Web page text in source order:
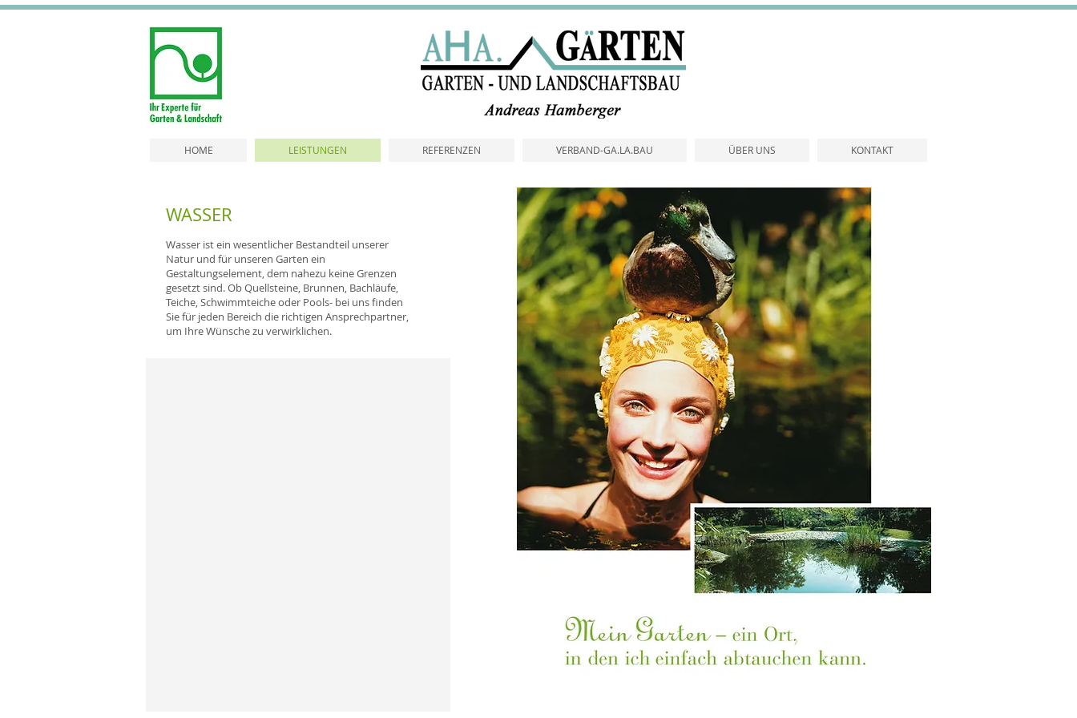
HOME LEISTUNGEN REFERENZEN VERBAND-GA.LA.BAU ÜBER UNS KONTAKT
WASSER
Wasser ist ein wesentlicher Bestandteil unserer
Natur und für unseren Garten ein
Gestaltungselement, dem nahezu keine Grenzen
gesetzt sind. Ob Quellsteine, Brunnen, Bachläufe,
Teiche, Schwimmteiche oder Pools- bei uns finden
Sie für jeden Bereich die richtigen Ansprechpartner,
um Ihre Wünsche zu verwirklichen.